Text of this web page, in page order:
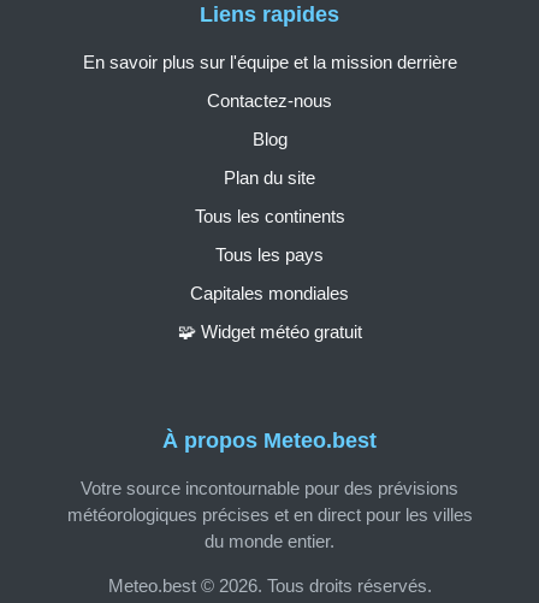
À propos Meteo.best
Votre source incontournable pour des prévisions
météorologiques précises et en direct pour les villes
du monde entier.
Meteo.best © 2026. Tous droits réservés.
Liens rapides
En savoir plus sur l'équipe et la mission derrière
Contactez-nous
Blog
Plan du site
Tous les continents
Tous les pays
Capitales mondiales
🧩 Widget météo gratuit